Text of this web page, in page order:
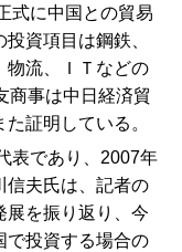
式に中国との貿易
資項目は鋼鉄、
物流、ＩＴなどの
商事は中日経済貿
証明している。
表であり、2007年
信夫氏は、記者の
展を振り返り、今
で投資する場合の